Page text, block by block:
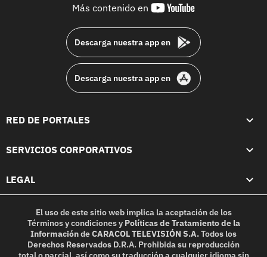
Más contenido en
youtube-
Descarga nuestra app en
Descarga nuestra app en
RED DE PORTALES
SERVICIOS CORPORATIVOS
LEGAL
El uso de este sitio web implica la aceptación de los
Términos y condicionesy Políticas de Tratamiento de la
InformacióndeCARACOL TELEVISIÓN S.A.Todos los
Derechos Reservados D.R.A. Prohibida su reproducción